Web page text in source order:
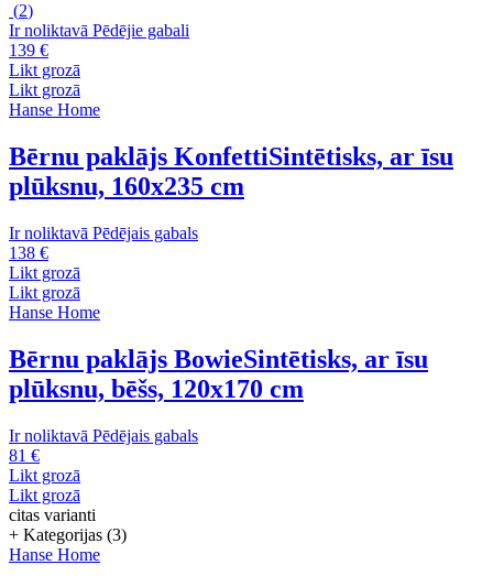
(2)
Ir noliktavā Pēdējie gabali
139 €
Likt grozā
Likt grozā
Hanse Home
Bērnu paklājs KonfettiSintētisks, ar īsu
plūksnu, 160x235 cm
Ir noliktavā Pēdējais gabals
138 €
Likt grozā
Likt grozā
Hanse Home
Bērnu paklājs BowieSintētisks, ar īsu
plūksnu, bēšs, 120x170 cm
Ir noliktavā Pēdējais gabals
81 €
Likt grozā
Likt grozā
citas varianti
+ Kategorijas (3)
Hanse Home